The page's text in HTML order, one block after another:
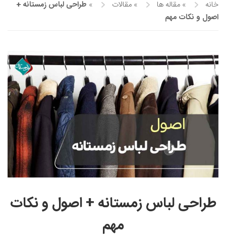
آموزش مجازی طراحی لباس
آموزش مجازی گرافیک
آموزش مجازی طراحی داخلی
نقاشی پاستل
نقاشی رنگ روغن
نقاشی آبرنگ
نقاشی کودک و نوجوان
طراحی سیاه قلم
نقاشی مینیاتور(نگارگری)
نقاشی تذهیب و گل و مرغ
خوشنویسی نستعلیق
خوشنویسی با خودکار
خط نقاشی
خانه » مقاله ها » مقالات » طراحی لباس زمستانه +
اصول و نکات مهم
طراحی لباس زمستانه + اصول و نکات
مهم